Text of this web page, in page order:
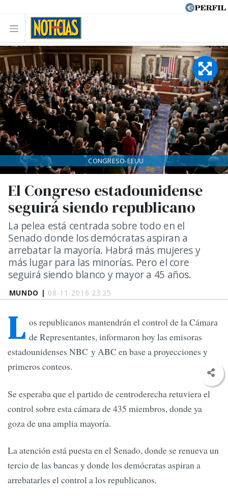
MUNDO | 08-11-2016 23:25
El Congreso estadounidense
seguirá siendo republicano
La pelea está centrada sobre todo en el
Senado donde los demócratas aspiran a
arrebatar la mayoría. Habrá más mujeres y
más lugar para las minorías. Pero el core
seguirá siendo blanco y mayor a 45 años.
CONGRESO-EEUU
L os republicanos mantendrán el control de la Cámara
de Representantes, informaron hoy las emisoras
estadounidenses NBC y ABC en base a proyecciones y
primeros conteos.
Se esperaba que el partido de centroderecha retuviera el
control sobre esta cámara de 435 miembros, donde ya
goza de una amplia mayoría.
La atención está puesta en el Senado, donde se renueva un
tercio de las bancas y donde los demócratas aspiran a
arrebatarles el control a los republicanos.